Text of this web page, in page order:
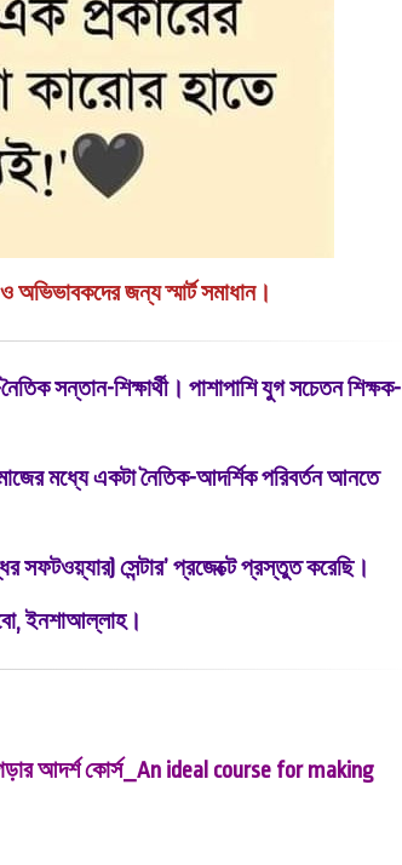
ও অভিভাবকদের জন্য স্মার্ট সমাধান।
সন্তান-শিক্ষার্থী। পাশাপাশি যুগ সচেতন শিক্ষক-
মধ্যে একটা নৈতিক-আদর্শিক পরিবর্তন আনতে
সফটওয়্যার) সেন্টার’ প্রজেক্টে প্রস্তুত করেছি।
ইনশাআল্লাহ।
আদর্শ কোর্স_An ideal course for making